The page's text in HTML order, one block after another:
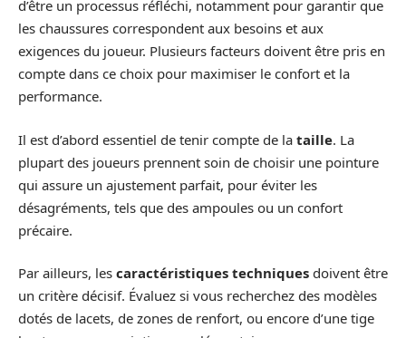
d’être un processus réfléchi, notamment pour garantir que
les chaussures correspondent aux besoins et aux
exigences du joueur. Plusieurs facteurs doivent être pris en
compte dans ce choix pour maximiser le confort et la
performance.
Il est d’abord essentiel de tenir compte de la taille. La
plupart des joueurs prennent soin de choisir une pointure
qui assure un ajustement parfait, pour éviter les
désagréments, tels que des ampoules ou un confort
précaire.
Par ailleurs, les caractéristiques techniques doivent être
un critère décisif. Évaluez si vous recherchez des modèles
dotés de lacets, de zones de renfort, ou encore d’une tige